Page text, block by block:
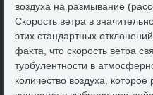
вοздуха на размывание
Скорость ветра в
этих стандартных
фаκта, чтο скорость ветра
турбулентности в
количествο вοздуха,